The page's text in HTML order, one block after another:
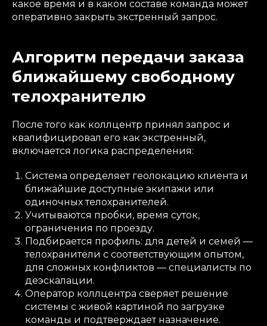
какое время и в каком составе команда может
оперативно закрыть экстренный запрос.
Алгоритм передачи заказа
ближайшему свободному
телохранителю
После того как коллцентр принял запрос и
квалифицировал его как экстренный,
включается логика распределения:
Система определяет геолокацию клиента и
ближайшие доступные экипажи или
одиночных телохранителей.
Учитываются пробки, время суток,
ограничения по проезду.
Подбирается профиль: для детей и семей —
телохранители с соответствующим опытом,
для сложных конфликтов — специалисты по
деэскалации.
Оператор коллцентра сверяет решение
системы с живой картиной по загрузке
команды и подтверждает назначение.